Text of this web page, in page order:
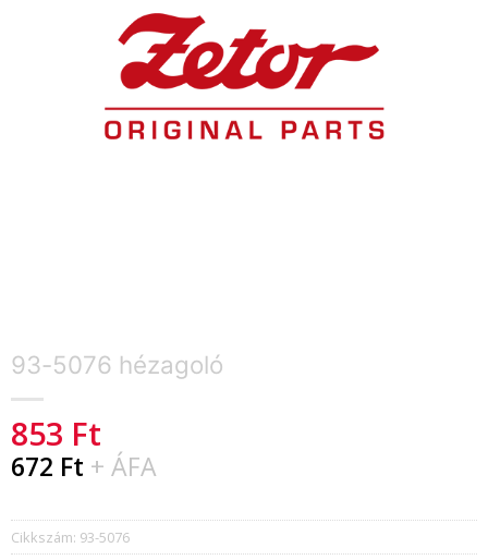
93-5076 hézagoló
853 Ft
672 Ft + ÁFA
Cikkszám: 93-5076